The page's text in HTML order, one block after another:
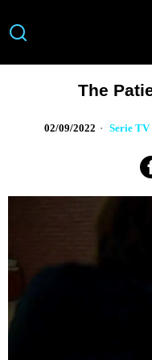
The
02/09/2022 Serie TV